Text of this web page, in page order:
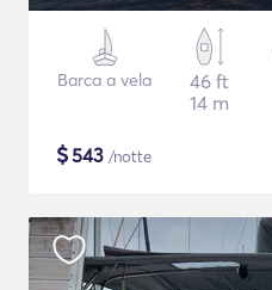
Barca a vela
46 ft
14 m
$543 /notte